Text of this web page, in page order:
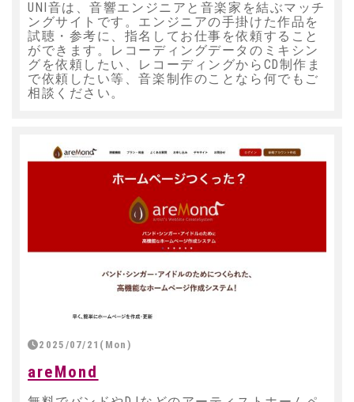
UNI音は、音響エンジニアと音楽家を結ぶマッチ
ングサイトです。エンジニアの手掛けた作品を
試聴・参考に、指名してお仕事を依頼すること
ができます。レコーディングデータのミキシン
グを依頼したい、レコーディングからCD制作ま
で依頼したい等、音楽制作のことなら何でもご
相談ください。
2025/07/21(Mon)
areMond